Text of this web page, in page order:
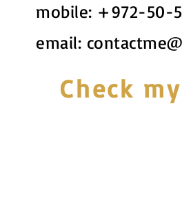
mobile: +972-50-
email:
Check